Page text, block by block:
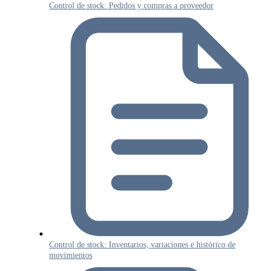
Control de stock: Pedidos y compras a proveedor
Control de stock: Inventarios, variaciones e histórico de
movimientos